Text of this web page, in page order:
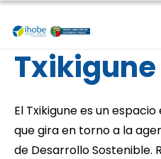
Pasar al contenido principal
El Txikigune es un
que gira en torno a la
de Desarrollo Sostenible.